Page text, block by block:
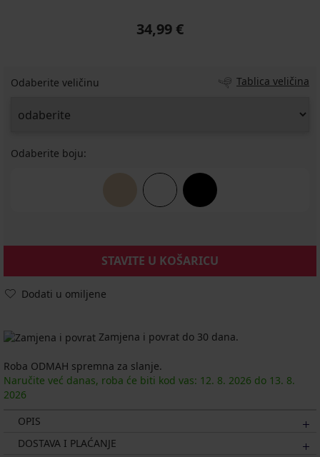
34,99 €
Odaberite veličinu Tablica veličina
Odaberite boju:
STAVITE U KOŠARICU
Dodati u omiljene
Zamjena i povrat do 30 dana.
Roba ODMAH spremna za slanje.
Naručite već danas, roba će biti kod vas: 12. 8. 2026 do 13. 8.
2026
OPIS
DOSTAVA I PLAĆANJE